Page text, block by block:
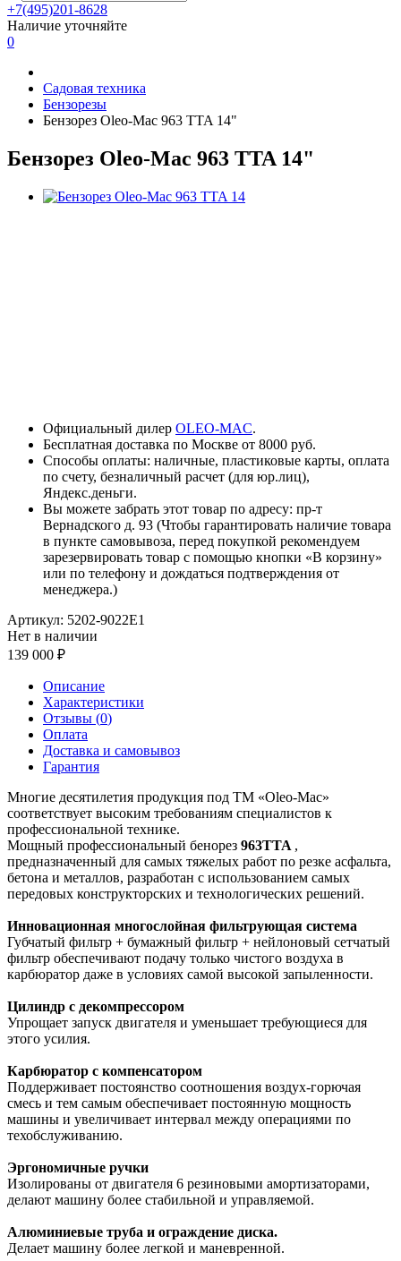
+7(495)201-8628
Наличие уточняйте
0
Садовая техника
Бензорезы
Бензорез Oleo-Mac 963 TTA 14"
Бензорез Oleo-Mac 963 TTA 14"
Официальный дилер OLEO-MAC.
Бесплатная доставка по Москве от 8000 руб.
Способы оплаты: наличные, пластиковые карты, оплата
по счету, безналичный расчет (для юр.лиц),
Яндекс.деньги.
Вы можете забрать этот товар по адресу: пр-т
Вернадского д. 93 (Чтобы гарантировать наличие товара
в пункте самовывоза, перед покупкой рекомендуем
зарезервировать товар с помощью кнопки «В корзину»
или по телефону и дождаться подтверждения от
менеджера.)
Артикул: 5202-9022E1
Нет в наличии
139 000
Описание
Характеристики
Отзывы (0)
Оплата
Доставка и самовывоз
Гарантия
Многие десятилетия продукция под ТМ «Oleo-Mac»
соответствует высоким требованиям специалистов к
профессиональной технике.
Мощный профессиональный бенорез 963TTA ,
предназначенный для самых тяжелых работ по резке асфальта,
бетона и металлов, разработан с использованием самых
передовых конструкторских и технологических решений.
Инновационная многослойная фильтрующая система
Губчатый фильтр + бумажный фильтр + нейлоновый сетчатый
фильтр обеспечивают подачу только чистого воздуха в
карбюратор даже в условиях самой высокой запыленности.
Цилиндр с декомпрессором
Упрощает запуск двигателя и уменьшает требующиеся для
этого усилия.
Карбюратор с компенсатором
Поддерживает постоянство соотношения воздух-горючая
смесь и тем самым обеспечивает постоянную мощность
машины и увеличивает интервал между операциями по
техобслуживанию.
Эргономичные ручки
Изолированы от двигателя 6 резиновыми амортизаторами,
делают машину более стабильной и управляемой.
Алюминиевые труба и ограждение диска.
Делает машину более легкой и маневренной.